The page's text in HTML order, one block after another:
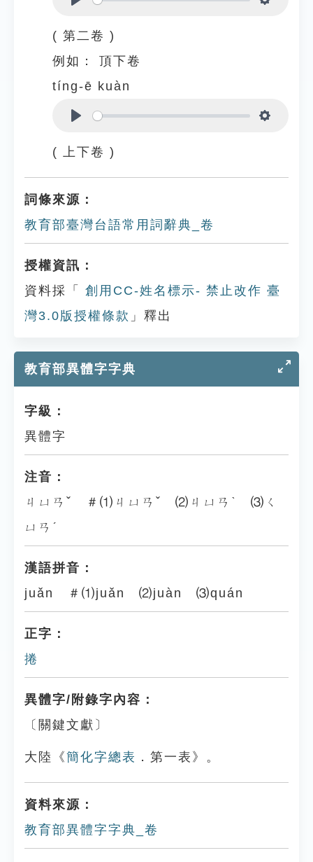
( 第二卷 )
例如：
頂下卷
tíng-ē kuàn
( 上下卷 )
詞條來源：
教育部臺灣台語常用詞辭典_卷
授權資訊：
資料採「
創用CC-姓名標示- 禁止改作 臺
灣3.0版授權條款 」釋出
教育部異體字字典
字級：
異體字
注音：
ㄐㄩㄢˇ ＃⑴ㄐㄩㄢˇ ⑵ㄐㄩㄢˋ ⑶ㄑ
ㄩㄢˊ
漢語拼音：
juǎn ＃⑴juǎn ⑵juàn ⑶quán
正字：
捲
異體字/附錄字內容：
〔關鍵文獻〕
大陸《簡化字總表 ．第一表》。
資料來源：
教育部異體字字典_卷